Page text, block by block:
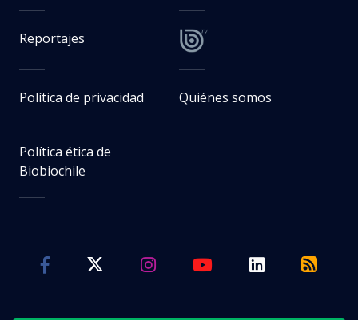
Reportajes
Política de privacidad Quiénes somos
Política ética de
Biobiochile